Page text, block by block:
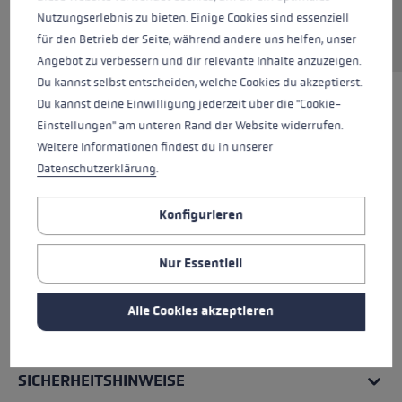
Ersatzteil anfragen
ALLE EIGENSCHAFTEN
SICHERHEITSHINWEISE
Nutzungserlebnis zu bieten. Einige Cookies sind essenziell
für den Betrieb der Seite, während andere uns helfen, unser
Angebot zu verbessern und dir relevante Inhalte anzuzeigen.
Du kannst selbst entscheiden, welche Cookies du akzeptierst.
Du kannst deine Einwilligung jederzeit über die "Cookie-
Einstellungen" am unteren Rand der Website widerrufen.
Weitere Informationen findest du in unserer
Datenschutzerklärung.
Konfigurieren
Nur Essentiell
Alle Cookies akzeptieren